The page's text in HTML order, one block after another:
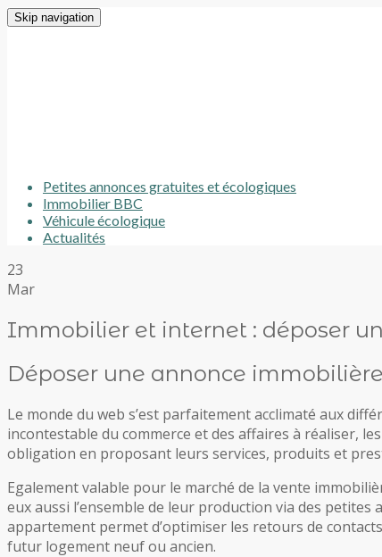
Skip navigation
Petites annonces gratuites et écologiques
Immobilier BBC
Véhicule écologique
Actualités
23
Mar
Immobilier et internet : déposer
Déposer une annonce
Le monde du web s’est parfaitement acclimaté aux
incontestable du commerce et des affaires à réaliser,
obligation en proposant leurs services, produits et
Egalement valable pour le marché de la vente
eux aussi l’ensemble de leur production via des
appartement permet d’optimiser les retours de
futur logement neuf ou ancien.